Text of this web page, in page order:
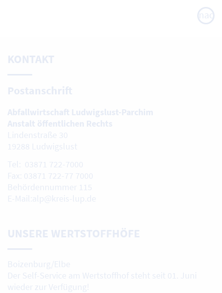
nach
oben
KONTAKT
Postanschrift
Abfallwirtschaft Ludwigslust-Parchim
Anstalt öffentlichen Rechts
Lindenstraße 30
19288 Ludwigslust
Tel: 03871 722-7000
Fax: 03871 722-77 7000
Behördennummer 115
E-Mail:alp@kreis-lup.de
UNSERE WERTSTOFFHÖFE
Boizenburg/Elbe
Der Self-Service am Wertstoffhof steht seit 01. Juni
wieder zur Verfügung!